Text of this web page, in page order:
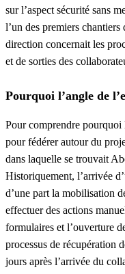
sur l’aspect sécurité sans
l’un des premiers
direction concernait les
et de sorties des
Pourquoi l’angle de
Pour comprendre
pour fédérer autour du
dans laquelle se trouvait
Historiquement, l’arrivée
d’une part la mobilisation
effectuer des actions
formulaires et l’ouverture
processus de récupération
jours après l’arrivée du